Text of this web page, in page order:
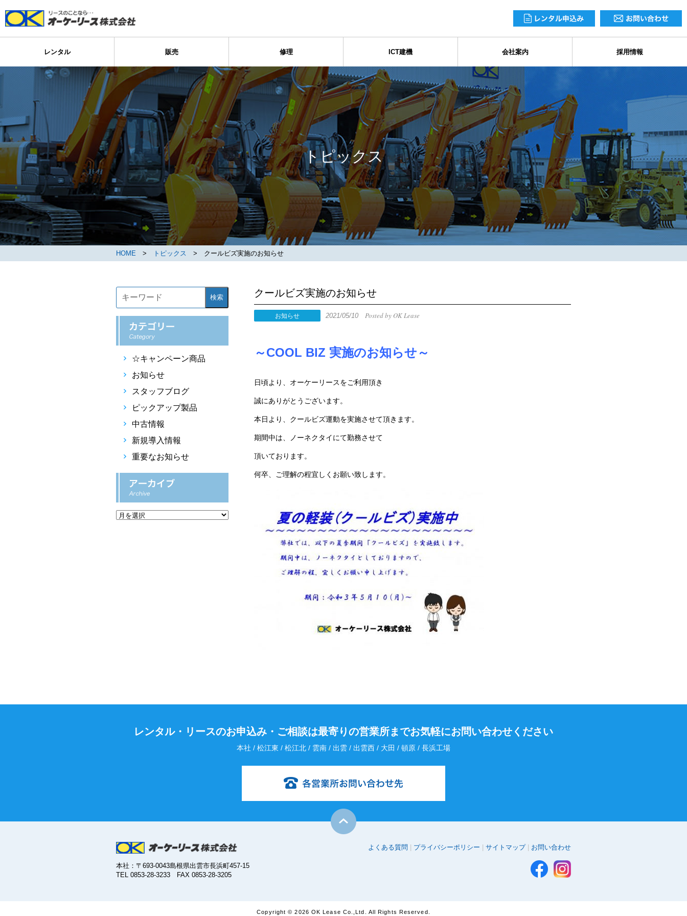
レンタル 販売 修理 ICT建機 会社案内 採用情報
トピックス
HOME > トピックス > クールビズ実施のお知らせ
クールビズ実施のお知らせ
お知らせ 2021/05/10 Posted by OK Lease
～COOL BIZ 実施のお知らせ～
日頃より、オーケーリースをご利用頂き
誠にありがとうございます。
本日より、クールビズ運動を実施させて頂きます。
期間中は、ノーネクタイにて勤務させて
頂いております。
何卒、ご理解の程宜しくお願い致します。
検索
☆キャンペーン商品
お知らせ
スタッフブログ
ピックアップ製品
中古情報
新規導入情報
重要なお知らせ
レンタル・リースのお申込み・ ご相談は最寄りの営業所までお気軽にお問い合わせください
本社 / 松江東 / 松江北 / 雲南 / 出雲 / 出雲西 / 大田 / 頓原 / 長浜工場
本社：〒693-0043島根県出雲市長浜町457-15
TEL 0853-28-3233 FAX 0853-28-3205
よくある質問 プライバシーポリシー サイトマップ お問い合わせ
Copyright ©2026 OK Lease Co.,Ltd. All Rights Reserved.